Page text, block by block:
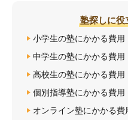
塾探しに役
小学生の塾にかかる費用
中学生の塾にかかる費用
高校生の塾にかかる費用
個別指導塾にかかる費用
オンライン塾にかかる費